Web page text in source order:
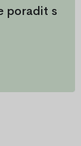
poradit s